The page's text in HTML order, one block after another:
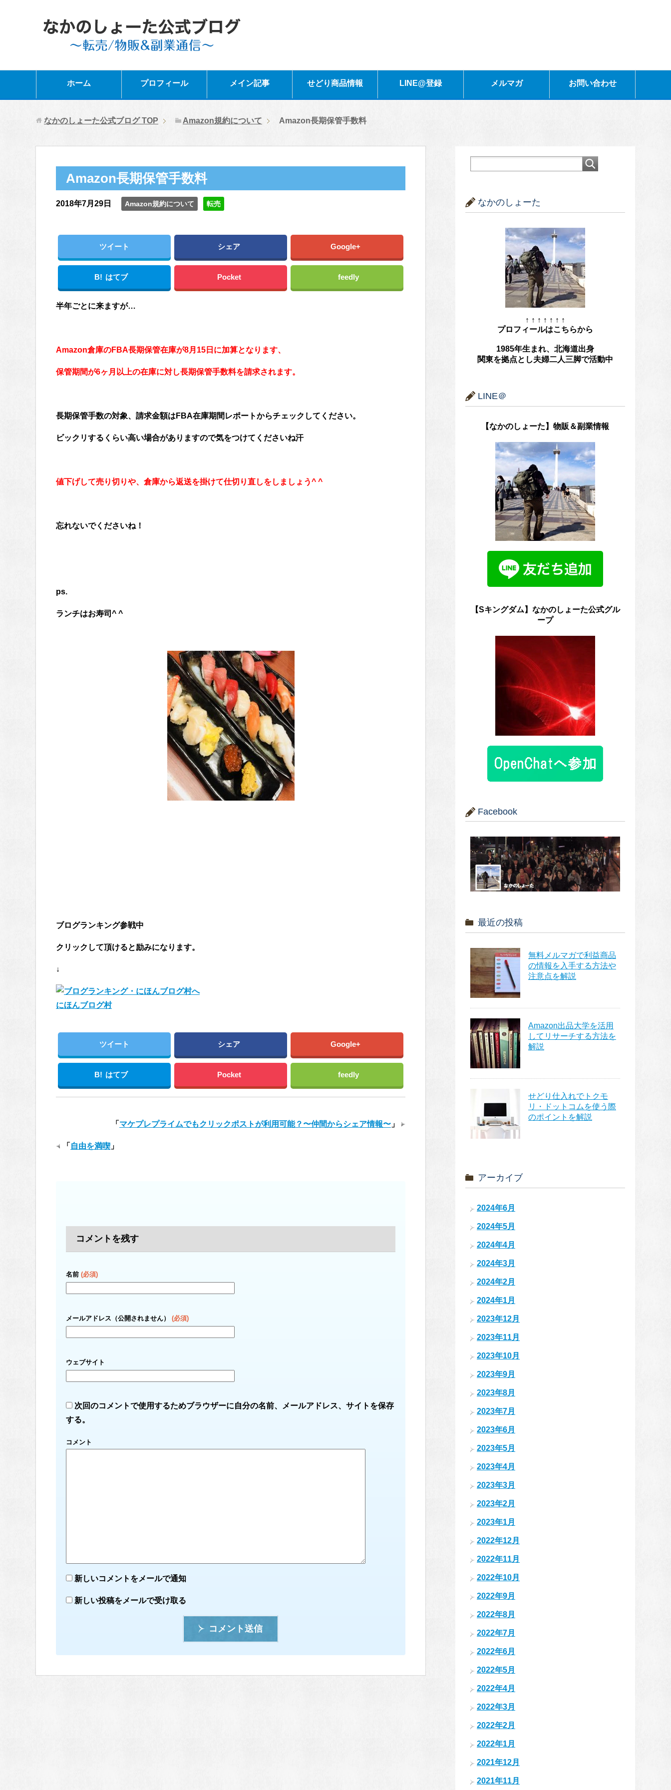
ホーム プロフィール メイン記事 せどり商品情報 LINE@登録 メルマガ お問い合わせ
なかのしょーた公式ブログTOP Amazon規約について Amazon長期保管手数料
Amazon長期保管手数料
2018年7月29日 Amazon規約について 転売
ツイート シェア Google+
B! はてブ Pocket feedly
半年ごとに来ますが…
Amazon倉庫のFBA長期保管在庫が8月15日に加算となります、
保管期間が6ヶ月以上の在庫に対し長期保管手数料を請求されます。
長期保管手数の対象、請求金額はFBA在庫期間レポートからチェックしてください。
ビックリするくらい高い場合がありますので気をつけてくださいね汗
値下げして売り切りや、倉庫から返送を掛けて仕切り直しをしましょう^ ^
忘れないでくださいね！
ps.
ランチはお寿司^ ^
ブログランキング参戦中
クリックして頂けると励みになります。
↓
にほんブログ村
ツイート シェア Google+
B! はてブ Pocket feedly
「 マケプレプライムでもクリックポストが利用可能？〜仲間からシェア情報〜 」
「 自由を満喫 」
コメントを残す
名前 (必須)
メールアドレス（公開されません） (必須)
ウェブサイト
次回のコメントで使用するためブラウザーに自分の名前、メールアドレス、サイトを保存
する。
コメント
新しいコメントをメールで通知
新しい投稿をメールで受け取る
コメント送信
なかのしょーた
↑ ↑ ↑ ↑ ↑ ↑ ↑
プロフィールはこちらから
1985年生まれ、北海道出身
関東を拠点とし夫婦二人三脚で活動中
LINE＠
【なかのしょーた】物販＆副業情報
【Sキングダム】なかのしょーた公式グル
ープ
Facebook
最近の投稿
無料メルマガで利益商品
の情報を入手する方法や
注意点を解説
Amazon出品大学を活用
してリサーチする方法を
解説
せどり仕入れでトクモ
リ・ドットコムを使う際
のポイントを解説
アーカイブ
2024年6月
2024年5月
2024年4月
2024年3月
2024年2月
2024年1月
2023年12月
2023年11月
2023年10月
2023年9月
2023年8月
2023年7月
2023年6月
2023年5月
2023年4月
2023年3月
2023年2月
2023年1月
2022年12月
2022年11月
2022年10月
2022年9月
2022年8月
2022年7月
2022年6月
2022年5月
2022年4月
2022年3月
2022年2月
2022年1月
2021年12月
2021年11月